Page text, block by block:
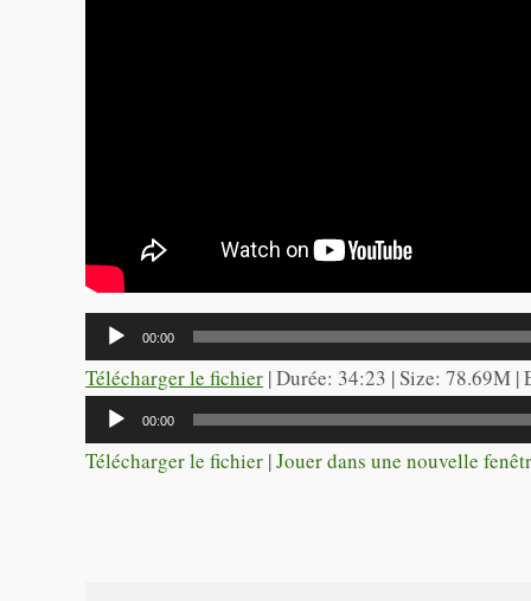
Lecteur
audio
00:00
Télécharger le fichier | Durée: 34:23 | Size: 78.69M
Lecteur
audio
00:00
Télécharger le fichier |Jouer dans une nouvelle